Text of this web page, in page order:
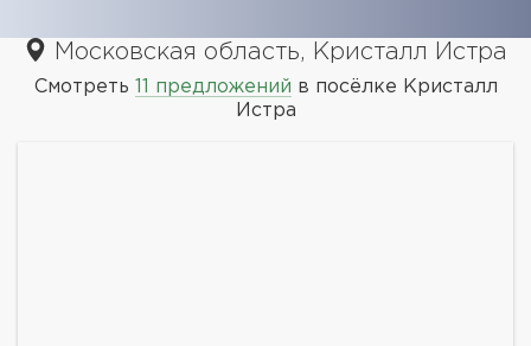
Московская область, Кристалл Истра
Смотреть 11 предложений в посёлке Кристалл
Истра